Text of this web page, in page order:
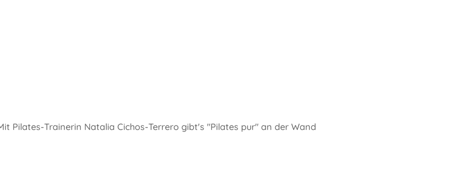
Pilates-Trainerin Natalia Cichos-Terrero gibt's "Pilates pur" an der Wand